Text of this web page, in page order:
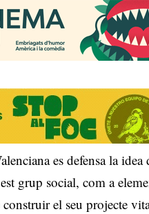
es defensa la
grup social, com a
el seu projecte